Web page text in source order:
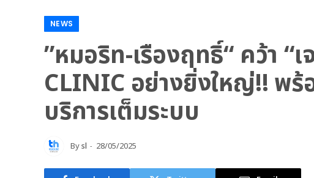
NEWS
”หมอริท-เรืองฤทธิ์“ คว้า “
CLINIC อย่างยิ่งใหญ่!! พ
บริการเต็มระบบ
Bysl 28/05/2025